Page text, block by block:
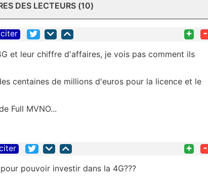
DES LECTEURS (10)
citer + -
et leur chiffre d'affaires, je vois pas comment ils
centaines de millions d'euros pour la licence et le
Full MVNO...
+ -
pouvoir investir dans la 4G???